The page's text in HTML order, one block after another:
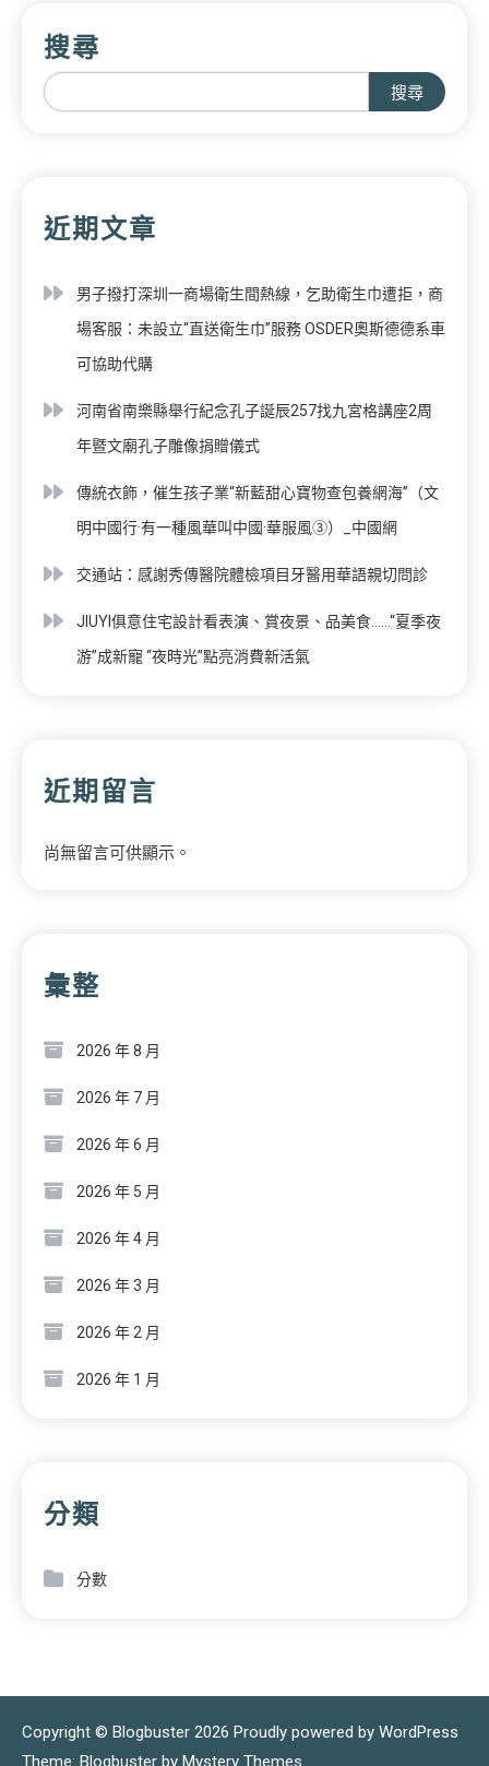
搜尋
搜尋
近期文章
男子撥打深圳一商場衛生間熱線，乞助衛生巾遭拒，商
場客服：未設立“直送衛生巾”服務 OSDER奧斯德德系車
可協助代購
河南省南樂縣舉行紀念孔子誕辰257找九宮格講座2周
年暨文廟孔子雕像捐贈儀式
傳統衣飾，催生孩子業“新藍甜心寶物查包養網海”（文
明中國行·有一種風華叫中國·華服風③）_中國網
交通站：感謝秀傳醫院體檢項目牙醫用華語親切問診
JIUYI俱意住宅設計看表演、賞夜景、品美食……“夏季夜
游”成新寵 “夜時光”點亮消費新活氣
近期留言
尚無留言可供顯示。
彙整
2026 年 8 月
2026 年 7 月
2026 年 6 月
2026 年 5 月
2026 年 4 月
2026 年 3 月
2026 年 2 月
2026 年 1 月
分類
分數
Copyright © Blogbuster 2026 Proudly powered by WordPress
Theme: Blogbuster by Mystery Themes